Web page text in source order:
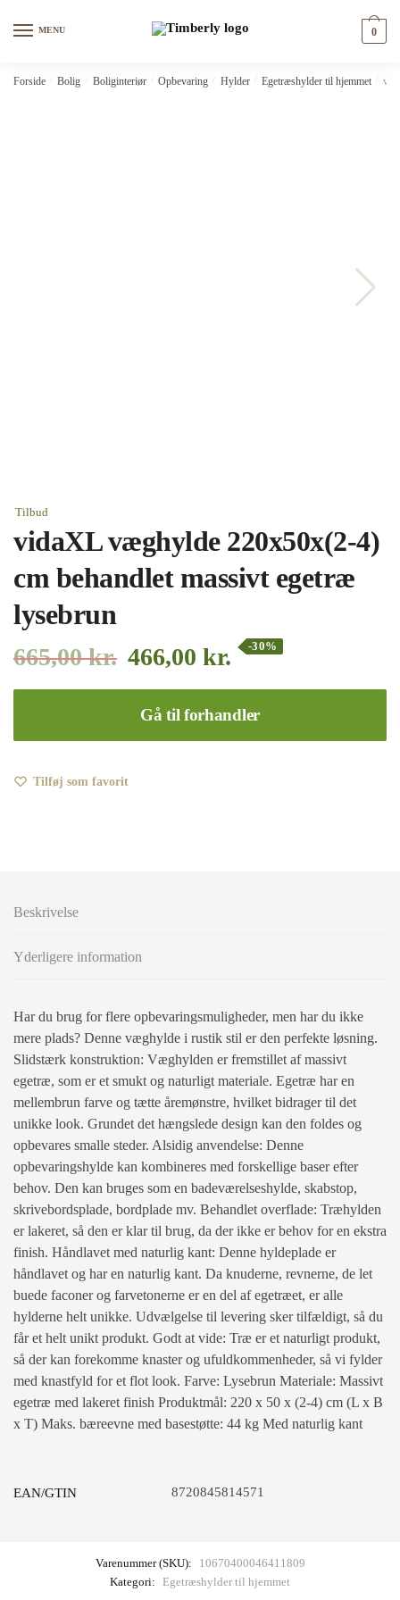
MENU 0
Forside Bolig Boliginteriør Opbevaring Hylder Egetræshylder til hjemmet
Tilbud
vidaXL væghylde 220x50x(2-4)
cm behandlet massivt egetræ
lysebrun
665,00kr. 466,00 kr. -30%
Gå til forhandler
Tilføj som favorit
Beskrivelse
Yderligere information
Har du brug for flere opbevaringsmuligheder, men har du ikke
mere plads? Denne væghylde i rustik stil er den perfekte løsning.
Slidstærk konstruktion: Væghylden er fremstillet af massivt
egetræ, som er et smukt og naturligt materiale. Egetræ har en
mellembrun farve og tætte åremønstre, hvilket bidrager til det
unikke look. Grundet det hængslede design kan den foldes og
opbevares smalle steder. Alsidig anvendelse: Denne
opbevaringshylde kan kombineres med forskellige baser efter
behov. Den kan bruges som en badeværelseshylde, skabstop,
skrivebordsplade, bordplade mv. Behandlet overflade: Træhylden
er lakeret, så den er klar til brug, da der ikke er behov for en ekstra
finish. Håndlavet med naturlig kant: Denne hyldeplade er
håndlavet og har en naturlig kant. Da knuderne, revnerne, de let
buede faconer og farvetonerne er en del af egetræet, er alle
hylderne helt unikke. Udvælgelse til levering sker tilfældigt, så du
får et helt unikt produkt. Godt at vide: Træ er et naturligt produkt,
så der kan forekomme knaster og ufuldkommenheder, så vi fylder
med knastfyld for et flot look. Farve: Lysebrun Materiale: Massivt
egetræ med lakeret finish Produktmål: 220 x 50 x (2-4) cm (L x B
x T) Maks. bæreevne med basestøtte: 44 kg Med naturlig kant
EAN/GTIN 8720845814571
Varenummer (SKU):
10670400046411809
Kategori: Egetræshylder til hjemmet